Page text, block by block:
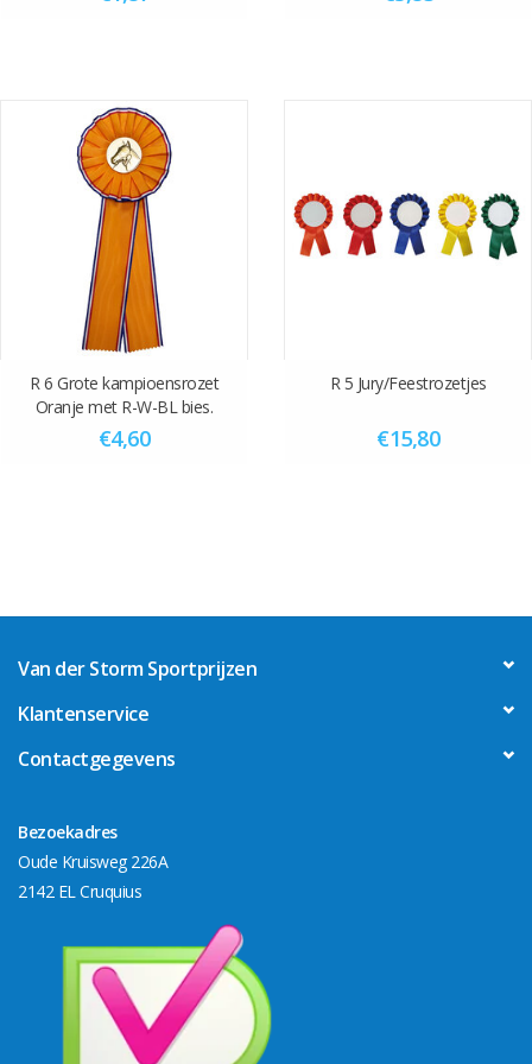
R 6 Grote kampioensrozet
Oranje met R-W-BL bies.
€4,60
R 5 Jury/Feestrozetjes
€15,80
Van der Storm Sportprijzen
Klantenservice
Contactgegevens
Bezoekadres
Oude Kruisweg 226A
2142 EL Cruquius